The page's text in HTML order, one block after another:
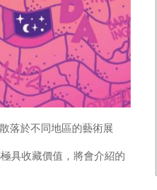
落於不同地區的藝術展
具收藏價值，將會介紹的